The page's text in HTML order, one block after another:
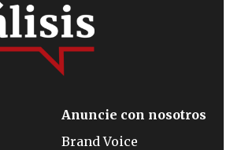
Anuncie con nosotros
Brand Voice